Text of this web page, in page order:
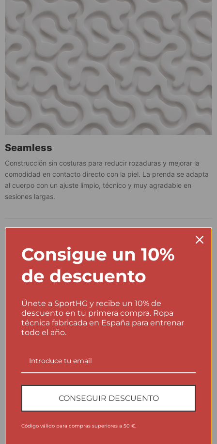
Seamless
Construcción sin costuras para reducir rozaduras y mejorar la
comodidad en contacto directo con la piel. La prenda se adapta
al cuerpo con un ajuste limpio, técnico y muy agradable en
sesiones largas.
CUIDADO Y ORIGEN
Cuida tu prenda técnica como lo
que es: una herramienta de
Las prendas SportHG están diseñadas para trabajar en
contacto directo con el cuerpo: regulan la temperatura,
evacuan la humedad y mantienen el confort durante la
propiedades técnicas durante más tiempo.
Instrucciones de lavado
Consigue un 10%
de descuento
Únete a SportHG y recibe un 10% de
descuento en tu primera compra. Ropa
técnica fabricada en España para entrenar
todo el año.
CONSEGUIR DESCUENTO
Código válido para compras superiores a 50 €.